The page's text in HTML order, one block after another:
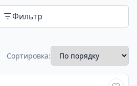
Фильтр
Сортировка: